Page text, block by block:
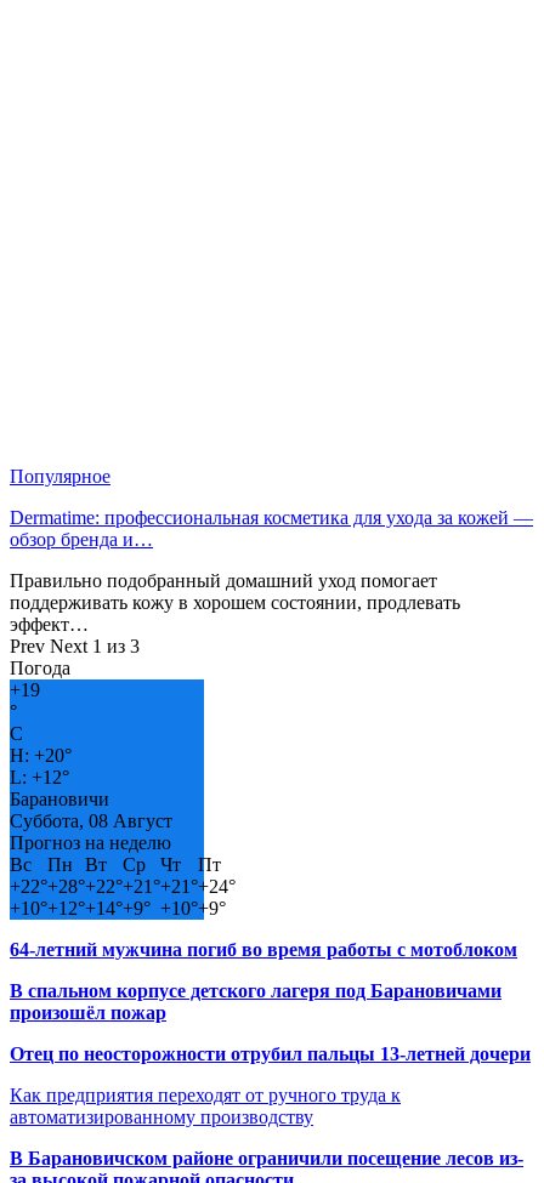
Популярное
Dermatime: профессиональная косметика для ухода за кожей —
обзор бренда и…
Правильно подобранный домашний уход помогает
поддерживать кожу в хорошем состоянии, продлевать
эффект…
Prev Next 1 из 3
Погода
+19
°
C
H: +20°
L: +12°
Барановичи
Суббота, 08 Август
Прогноз на неделю
Вс
Пн Вт Ср Чт
Пт
+22°+28°+22°+21°+21°+24°
+10°+12°+14°+9° +10°+9°
64-летний мужчина погиб во время работы с мотоблоком
В спальном корпусе детского лагеря под Барановичами
произошёл пожар
Отец по неосторожности отрубил пальцы 13-летней дочери
Как предприятия переходят от ручного труда к
автоматизированному производству
В Барановичском районе ограничили посещение лесов из-